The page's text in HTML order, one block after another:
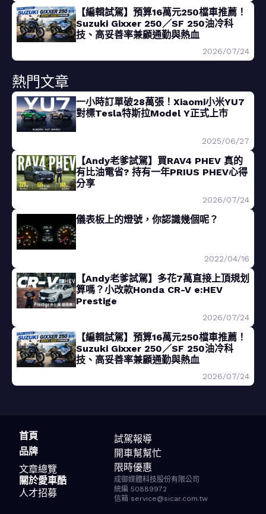
【編輯試駕】預算16萬元250檔車推薦！
Suzuki Gixxer 250／SF 250油冷科
技、高妥善率兼顧通勤與熱血
2026/07/24
熱門文章
一小時訂單破28萬張！Xiaomi小米YU7
對標Tesla特斯拉Model Y正式上市
2025/06/27
【Andy老爹試駕】買RAV4 PHEV 真的
有比油電省? 持有一年PRIUS PHEV心得
分享
2026/07/24
儀表板上的燈號，你認識幾個呢？
2022/04/16
【Andy老爹試駕】多花7萬直接上頂規划
算嗎？小改款Honda CR-V e:HEV
Prestige
2026/07/24
【編輯試駕】預算16萬元250檔車推薦！
Suzuki Gixxer 250／SF 250油冷科
技、高妥善率兼顧通勤與熱血
2026/07/24
首頁
品牌
文章總覽
試駕報導
開車幫幫忙
限時優惠
關於愛車酷
人才招募
成御媒體科技股份有限公司
統編 50889972
信箱 service@sicar.com.tw